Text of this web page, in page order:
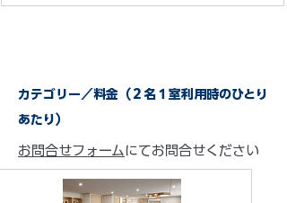
カテゴリー／料金（２名１室利用時のひとり
あたり）
お問合せフォームにてお問合せください